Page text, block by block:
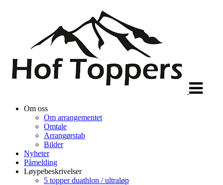
Om oss
Om arrangementet
Omtale
Arrangørstab
Bilder
Nyheter
Påmelding
Løypebeskrivelser
5 topper duathlon / ultraløp